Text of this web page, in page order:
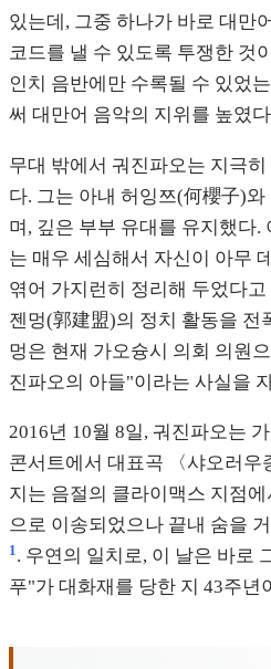
있는데, 그중 하나가 바로 대만
코드를 낼 수 있도록 투쟁한 것
인치 음반에만 수록될 수 있었
써 대만어 음악의 지위를 높였다
무대 밖에서 궈진파오는 지극
다. 그는 아내 허잉쯔(何櫻子)
며, 깊은 부부 유대를 유지했다.
는 매우 세심해서 자신이 아무
엮어 가지런히 정리해 두었다고
젠멍(郭建盟)의 정치 활동을 전
멍은 현재 가오슝시 의회 의원
진파오의 아들"이라는 사실을
2016년 10월 8일, 궈진파오는
콘서트에서 대표곡 〈샤오러우
지는 음절의 클라이맥스 지점
으로 이송되었으나 끝내 숨을
1 . 우연의 일치로, 이 날은 바로
푸"가 대화재를 당한 지 43주년